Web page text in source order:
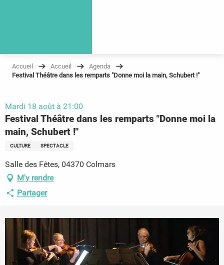
Accueil Accueil
Agenda
Festival Théâtre dans les remparts "Donne moi la main, Schubert !"
Mardi 18 août à 21:00
Festival Théâtre dans les remparts "Donne moi la
main, Schubert !"
CULTURE SPECTACLE
Salle des Fêtes, 04370 Colmars
M'y rendre
Partager